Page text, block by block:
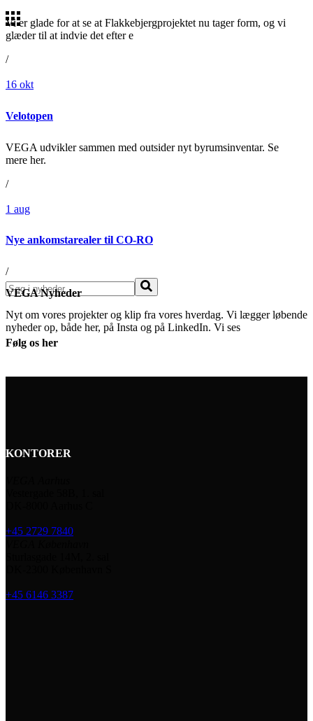
Vi er glade for at se at Flakkebjergprojektet nu tager form, og vi
glæder til at indvie det efter e
/
16 okt
Velotopen
VEGA udvikler sammen med outsider nyt byrumsinventar. Se
mere her.
/
1 aug
Nye ankomstarealer til CO-RO
/
Søg
VEGA Nyheder
Nyt om vores projekter og klip fra vores hverdag. Vi lægger løbende
nyheder op, både her, på Insta og på LinkedIn. Vi ses
Følg os her
KONTORER
+45 2729 7840
+45 6146 3387